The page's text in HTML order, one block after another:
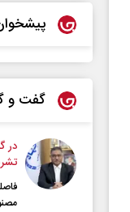
گفت و
در